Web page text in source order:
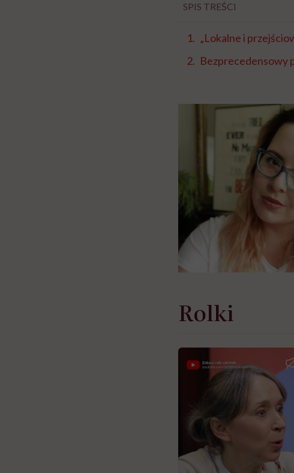
SPIS TREŚCI
„Lokalne i
Bezprecedensowy
Rolki